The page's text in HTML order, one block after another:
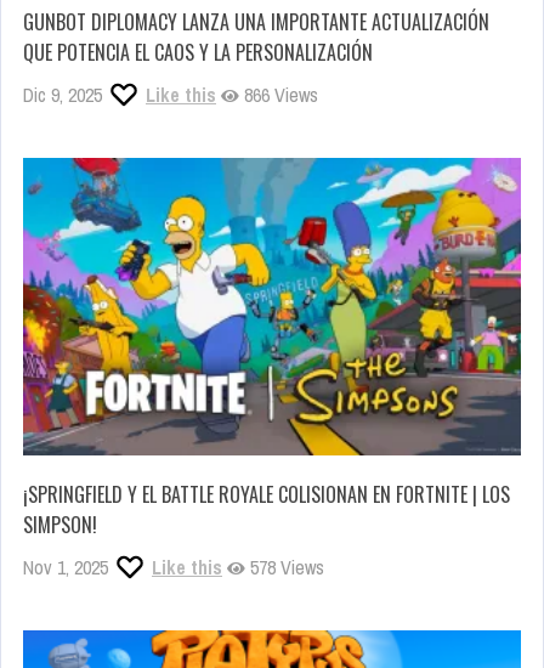
GUNBOT DIPLOMACY LANZA UNA IMPORTANTE ACTUALIZACIÓN
QUE POTENCIA EL CAOS Y LA PERSONALIZACIÓN
Dic 9, 2025 Like this 866 Views
¡SPRINGFIELD Y EL BATTLE ROYALE COLISIONAN EN FORTNITE | LOS
SIMPSON!
Nov 1, 2025 Like this 578 Views